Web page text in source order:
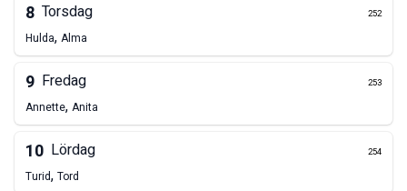
8 Torsdag 252
Hulda, Alma
9 Fredag 253
Annette, Anita
10 Lördag 254
Turid, Tord